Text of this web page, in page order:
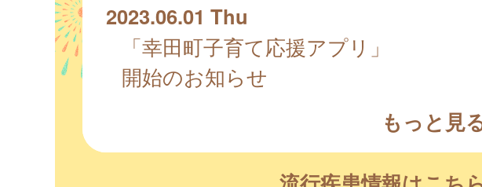
2023.06.01 Thu
「幸田町子育て応援アプリ」
開始のお知らせ
もっと見